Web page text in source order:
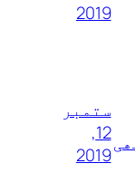
2019
ستمبر
12,
2019